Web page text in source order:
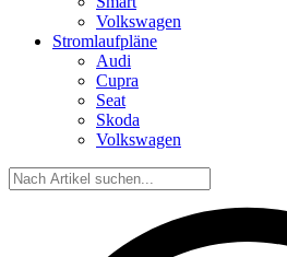
Volkswagen
Stromlaufpläne
Audi
Cupra
Seat
Skoda
Volkswagen